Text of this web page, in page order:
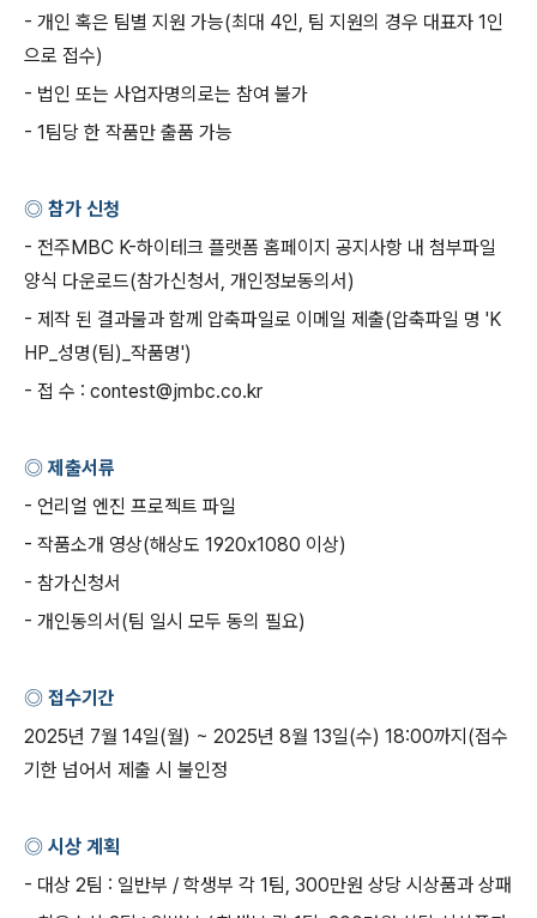
- 개인 혹은 팀별 지원 가능(최대 4인, 팀 지원의 경우 대표자 1인
으로 접수)
- 법인 또는 사업자명의로는 참여 불가
- 1팀당 한 작품만 출품 가능
◎ 참가 신청
- 전주MBC K-하이테크 플랫폼 홈페이지 공지사항 내 첨부파일
양식 다운로드(참가신청서, 개인정보동의서)
- 제작 된 결과물과 함께 압축파일로 이메일 제출(압축파일 명 'K
HP_ 성명(팀)_ 작품명')
- 접 수 : contest@jmbc.co.kr
◎ 제출서류
- 언리얼 엔진 프로젝트 파일
- 작품소개 영상(해상도 1920x1080 이상)
- 참가신청서
- 개인동의서(팀 일시 모두 동의 필요)
◎ 접수기간
2025년 7월 14일(월) ~ 2025년 8월 13일(수) 18:00까지 (접수
기한 넘어서 제출 시 불인정
◎ 시상 계획
- 대상 2팀 : 일반부 / 학생부 각 1팀, 300만원 상당 시상품과 상패